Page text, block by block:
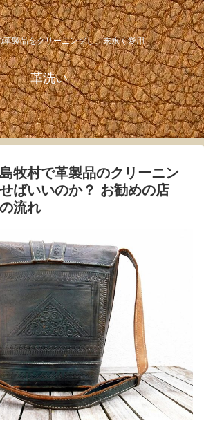
革製品をクリーニングし、末永く愛用
革洗い
牧村で革製品のクリーニン
ばいいのか？ お勧めの店
流れ